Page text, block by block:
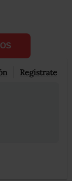
Registrate